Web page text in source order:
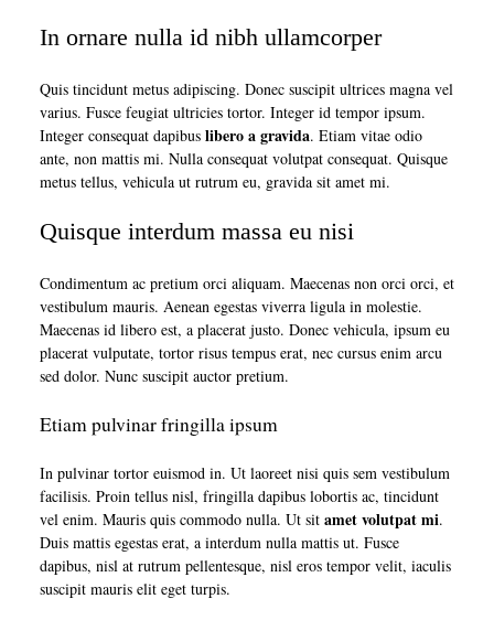
In ornare nulla id nibh ullamcorper
Quis tincidunt metus adipiscing. Donec suscipit ultrices magna vel
varius. Fusce feugiat ultricies tortor. Integer id tempor ipsum.
Integer consequat dapibus libero a gravida. Etiam vitae odio
ante, non mattis mi. Nulla consequat volutpat consequat. Quisque
metus tellus, vehicula ut rutrum eu, gravida sit amet mi.
Quisque interdum massa eu nisi
Condimentum ac pretium orci aliquam. Maecenas non orci orci, et
vestibulum mauris. Aenean egestas viverra ligula in molestie.
Maecenas id libero est, a placerat justo. Donec vehicula, ipsum eu
placerat vulputate, tortor risus tempus erat, nec cursus enim arcu
sed dolor. Nunc suscipit auctor pretium.
Etiam pulvinar fringilla ipsum
In pulvinar tortor euismod in. Ut laoreet nisi quis sem vestibulum
facilisis. Proin tellus nisl, fringilla dapibus lobortis ac, tincidunt
vel enim. Mauris quis commodo nulla. Ut sit amet volutpat mi.
Duis mattis egestas erat, a interdum nulla mattis ut. Fusce
dapibus, nisl at rutrum pellentesque, nisl eros tempor velit, iaculis
suscipit mauris elit eget turpis.